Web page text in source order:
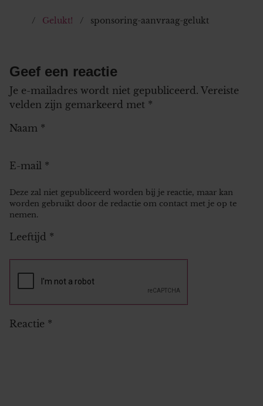
Gelukt! sponsoring-aanvraag-gelukt
Geef een reactie
Je e-mailadres wordt niet gepubliceerd. Vereiste
velden zijn gemarkeerd met *
Naam *
E-mail *
Deze zal niet gepubliceerd worden bij je reactie, maar kan
worden gebruikt door de redactie om contact met je op te
nemen.
Leeftijd *
Reactie *